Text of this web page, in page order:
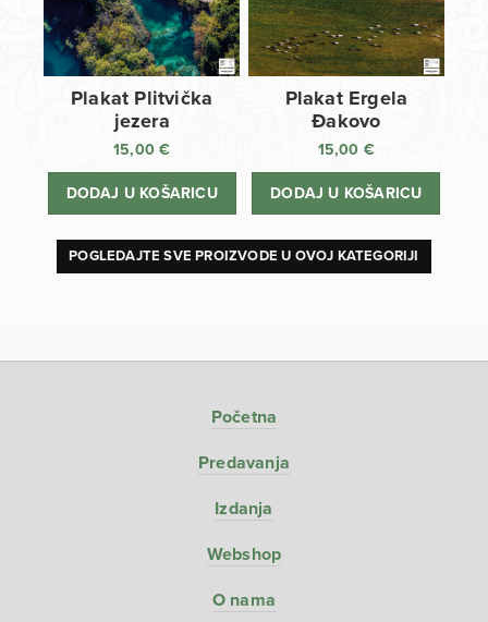
Plakat Plitvička
jezera
15,00€
DODAJ U KOŠARICU
Plakat Ergela
Đakovo
15,00 €
DODAJ U KOŠARICU
POGLEDAJTE SVE PROIZVODE U OVOJ KATEGORIJI
Početna
Predavanja
Izdanja
Webshop
O nama